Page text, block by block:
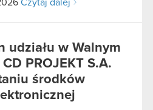
Czytaj dalej
udziału w Walnym
PROJEKT S.A.
środków